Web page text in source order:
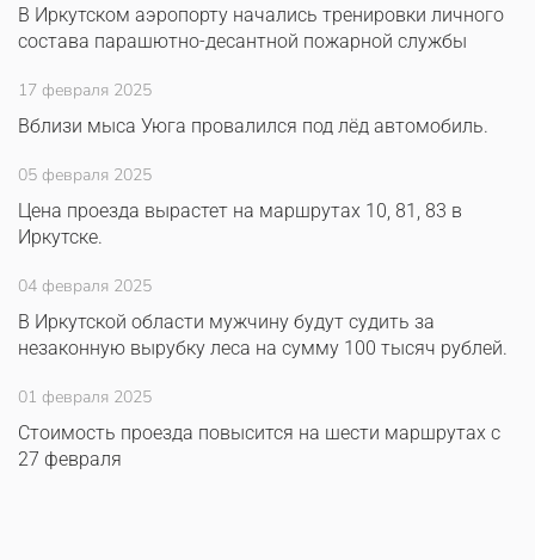
В Иркутском аэропорту начались тренировки личного
состава парашютно-десантной пожарной службы
17 февраля 2025
Вблизи мыса Уюга провалился под лёд автомобиль.
05 февраля 2025
Цена проезда вырастет на маршрутах 10, 81, 83 в
Иркутске.
04 февраля 2025
В Иркутской области мужчину будут судить за
незаконную вырубку леса на сумму 100 тысяч рублей.
01 февраля 2025
Стоимость проезда повысится на шести маршрутах с
27 февраля